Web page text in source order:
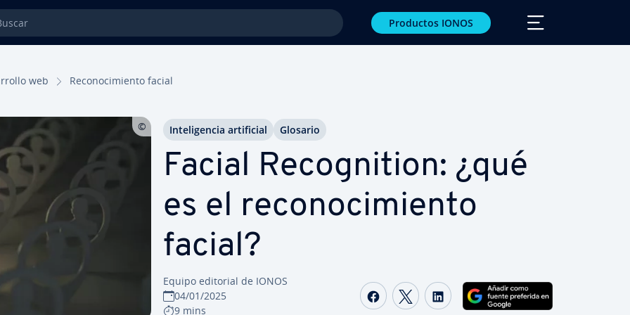
Productos IONOS
web Re­co­no­ci­mie­n­to facial
Facial Re­co­g­ni­tion: ¿qué
es el re­co­no­ci­mie­n­to
facial?
Equipo editorial de IONOS
04/01/2025
9 mins
Compartir Facebook
Compartir Twitter
Compartir LinkedIn
In­te­li­ge­n­cia ar­ti­fi­cial Glosario